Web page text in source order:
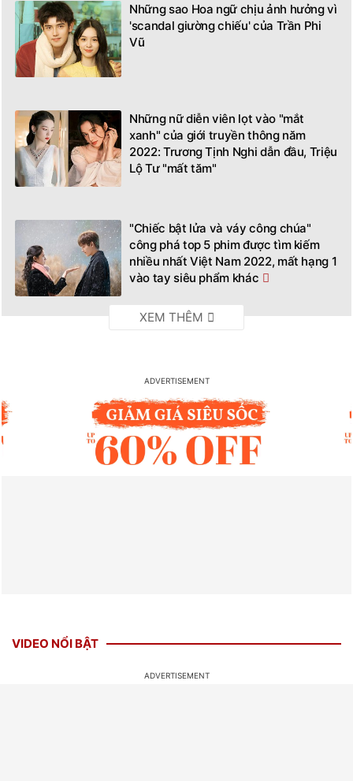
Những sao Hoa ngữ chịu ảnh hưởng vì
'scandal giường chiếu' của Trần Phi
Vũ
Những nữ diễn viên lọt vào "mắt
xanh" của giới truyền thông năm
2022: Trương Tịnh Nghi dẫn đầu, Triệu
Lộ Tư "mất tăm"
"Chiếc bật lửa và váy công chúa"
công phá top 5 phim được tìm kiếm
nhiều nhất Việt Nam 2022, mất hạng 1
vào tay siêu phẩm khác
VIDEO NỔI BẬT